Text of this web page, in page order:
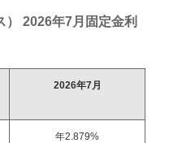
） 2026年7月固定金利
2026年7月
年2.879%